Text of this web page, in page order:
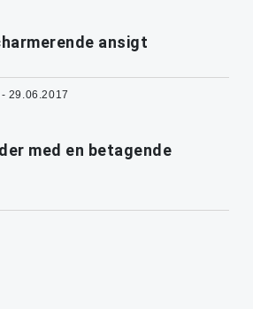
ansigt
29.06.2017
med en betagende